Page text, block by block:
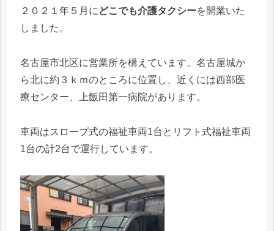
２０２１年５月に どこでも介護タクシーを開業いた
しました。
名古屋市北区に営業所を構えています。名古屋城か
ら北に約３ｋｍのところに位置し、近くには西部医
療センター、上飯田第一病院があります。
車両はスロープ式の福祉車両1台とリフト式福祉車両
1台の計2台で運行しています。